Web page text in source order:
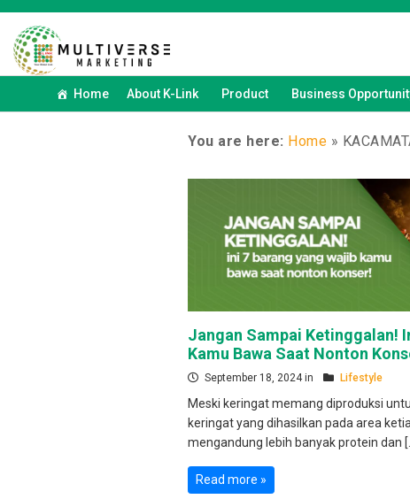
Home About K-Link Product Business
You are here: Home »
Jangan Sampai Ketinggalan!
Kamu Bawa Saat Nonton
September 18, 2024 in Lifestyle
Meski keringat memang diproduksi
keringat yang dihasilkan pada area
mengandung lebih banyak protein dan
Read more »